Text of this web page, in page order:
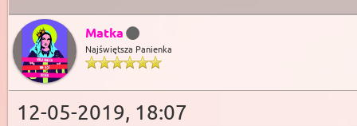
Matka
Najświętsza Panienka
12-05-2019, 18:07